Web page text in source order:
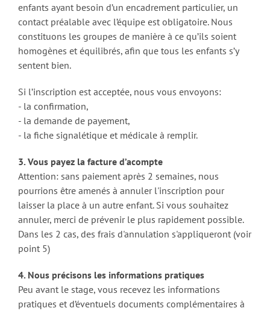
enfants ayant besoin d’un encadrement particulier, un
contact préalable avec l’équipe est obligatoire. Nous
constituons les groupes de manière à ce qu’ils soient
homogènes et équilibrés, afin que tous les enfants s’y
sentent bien.
Si l’inscription est acceptée, nous vous envoyons:
- la confirmation,
- la demande de payement,
- la fiche signalétique et médicale à remplir.
3. Vous payez la facture d’acompte
Attention: sans paiement après 2 semaines, nous
pourrions être amenés à annuler l'inscription pour
laisser la place à un autre enfant. Si vous souhaitez
annuler, merci de prévenir le plus rapidement possible.
Dans les 2 cas, des frais d'annulation s'appliqueront (voir
point 5)
4. Nous précisons les informations pratiques
Peu avant le stage, vous recevez les informations
pratiques et d’éventuels documents complémentaires à